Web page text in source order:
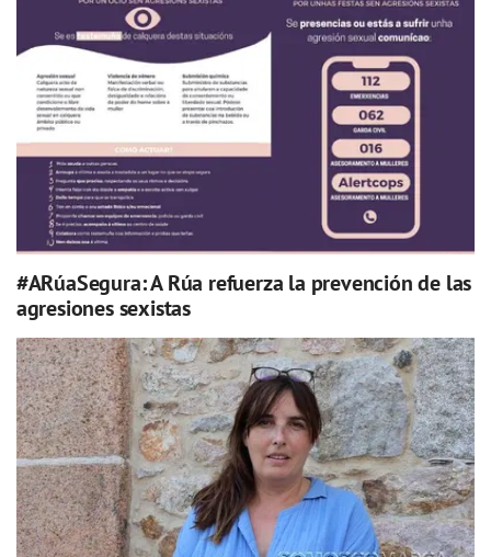
#ARúaSegura: A Rúa refuerza la prevención de las
agresiones sexistas